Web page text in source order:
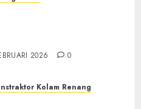
2026 0
Kolam Renang